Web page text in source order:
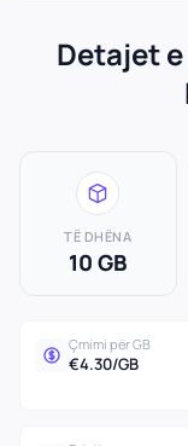
Detajet
TË DHËNA
10 GB
Çmimi për GB
€4.30/GB